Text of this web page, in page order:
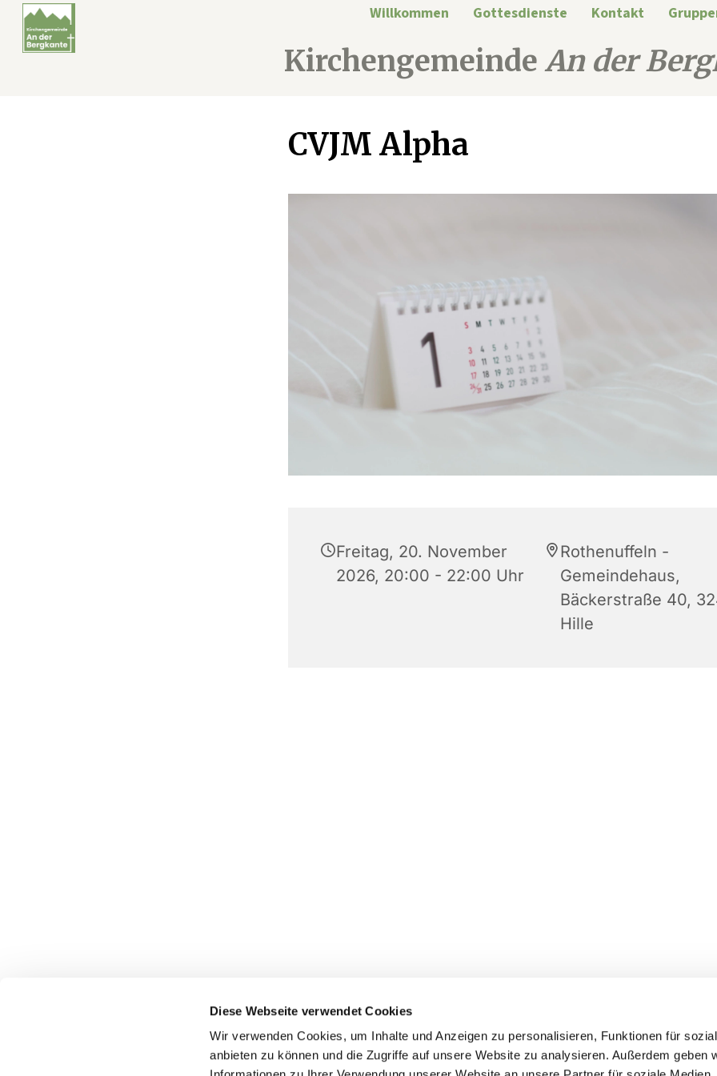
Diese Webseite verwendet Cookies
Wir verwenden Cookies, um Inhalte und Anzeigen zu personalisieren, Funktionen für
anbieten zu können und die Zugriffe auf unsere Website zu analysieren. Außerdem geben
Willkommen Gottesdienste Kontakt
KirchengemeindeAn der
CVJM Alpha
Freitag, 20. November
2026, 20:00 - 22:00 Uhr
Rothenuffeln -
Gemeindehaus,
Bäckerstraße 40,
Hille
Startseite Gottesdienste Gemeindebüros Gruppen & Kreise